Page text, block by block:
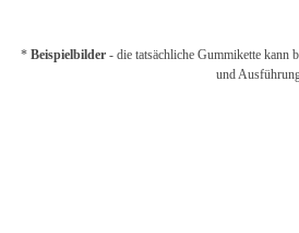
* Beispielbilder- die tatsächliche Gummikette kann
und